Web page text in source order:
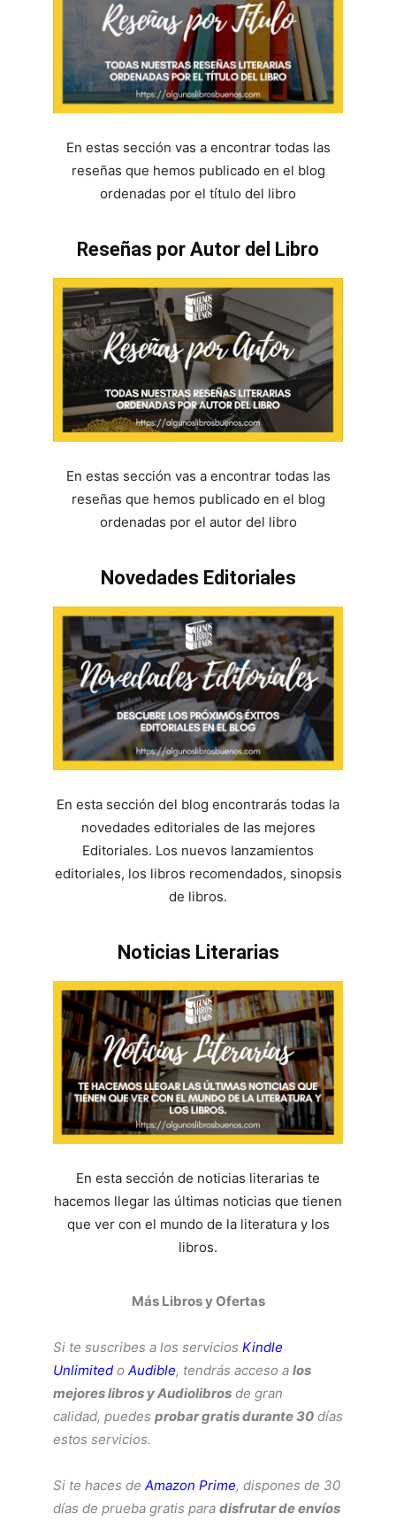
En estas sección vas a encontrar todas las
reseñas que hemos publicado en el blog
ordenadas por el título del libro
Reseñas por Autor del Libro
En estas sección vas a encontrar todas las
reseñas que hemos publicado en el blog
ordenadas por el autor del libro
Novedades Editoriales
En esta sección del blog encontrarás todas la
novedades editoriales de las mejores
Editoriales. Los nuevos lanzamientos
editoriales, los libros recomendados, sinopsis
de libros.
Noticias Literarias
En esta sección de noticias literarias te
hacemos llegar las últimas noticias que tienen
que ver con el mundo de la literatura y los
libros.
Más Libros y Ofertas
Si te suscribes a los servicios Kindle
Unlimited o Audible, tendrás acceso a los
mejores libros y Audiolibros de gran
calidad, puedes probar gratis durante 30 días
estos servicios.
Si te haces de Amazon Prime, dispones de 30
días de prueba gratis para disfrutar de envíos